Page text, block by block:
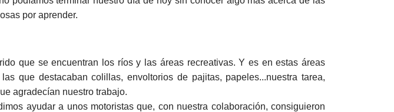
por aprender.
que se encuentran los ríos y las áreas recreativas. Y es en estas áreas
que destacaban colillas, envoltorios de pajitas, papeles...nuestra tarea,
agradecían nuestro trabajo.
ayudar a unos motoristas que, con nuestra colaboración, consiguieron